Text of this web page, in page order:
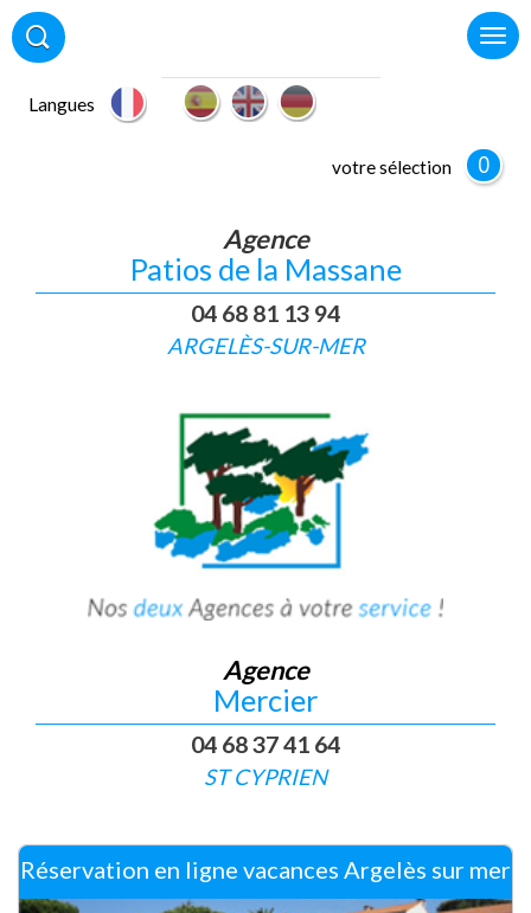
Langues
votre sélection 0
Agence
Patios de la Massane
04 68 81 13 94
ARGELÈS-SUR-MER
Agence
Mercier
04 68 37 41 64
ST CYPRIEN
Réservation en ligne vacances Argelès sur mer